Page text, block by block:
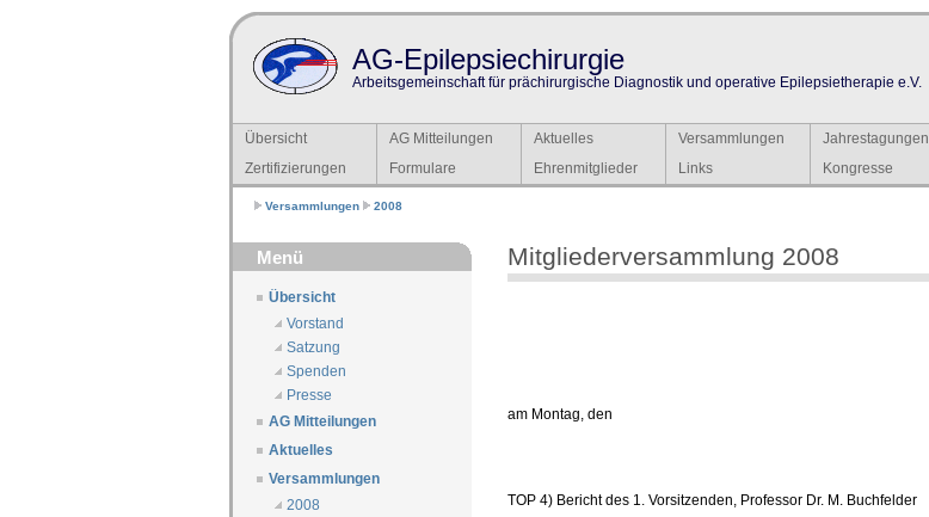
AG-Epilepsiechirurgie
Arbeitsgemeinschaft für prächirurgische Diagnostik und operative Epilepsietherapie e.V.
Übersicht AG Mitteilungen Aktuelles Versammlungen Jahrestagungen
Zertifizierungen
Formulare Ehrenmitglieder Links Kongresse
Versammlungen 2008
Menü
Übersicht
Vorstand
Satzung
Spenden
Presse
AG Mitteilungen
Aktuelles
Versammlungen
2008
Mitgliederversammlung 2008
am Montag, den
TOP 4) Bericht des 1. Vorsitzenden, Professor Dr. M. Buchfelder